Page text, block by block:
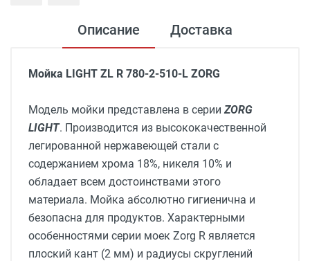
Описание Доставка
Мойка LIGHT ZL R 780-2-510-L ZORG
Модель мойки представлена в серииZORG
LIGHT. Производится из высококачественной
легированной нержавеющей стали с
содержанием хрома 18%, никеля 10% и
обладает всем достоинствами этого
материала. Мойка абсолютно гигиенична и
безопасна для продуктов. Характерными
особенностями серии моек Zorg R является
плоский кант (2 мм) и радиусы скруглений